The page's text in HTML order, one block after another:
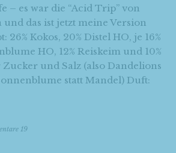
– es war die “Acid Trip” von
das ist jetzt meine Version
26% Kokos, 20% Distel HO, je 16%
HO, 12% Reiskeim und 10%
und Salz (also Dandelions
statt Mandel) Duft:
19